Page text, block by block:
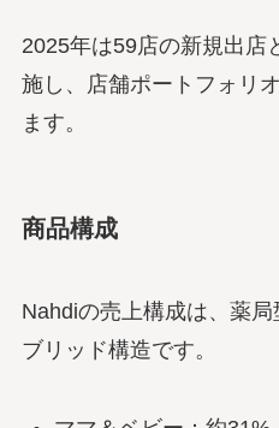
2025年は59店の新規出店
施し、店舗ポートフォリ
ます。
商品構成
Nahdiの売上構成は、薬
ブリッド構造です。